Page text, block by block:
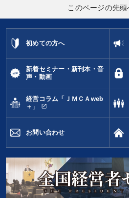
このページの先頭
初めての方へ
新着セミナー・新刊本・音
声・動画
経営コラム「ＪＭＣＡweb
＋」
open_in_new
お問い合わせ